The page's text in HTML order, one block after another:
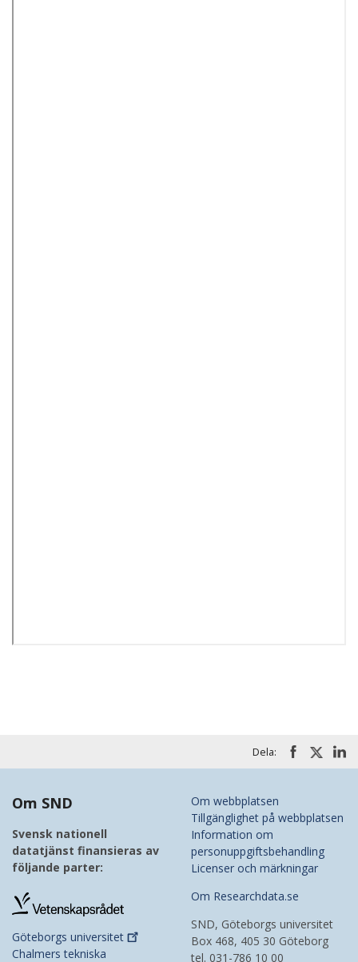
Dela:
Om SND
Svensk nationell
datatjänst finansieras av
följande parter:
Göteborgs universitet
Chalmers tekniska
Om webbplatsen
Tillgänglighet på webbplatsen
Information om
personuppgiftsbehandling
Licenser och märkningar
Om Researchdata.se
SND, Göteborgs universitet
Box 468, 405 30 Göteborg
tel. 031-786 10 00